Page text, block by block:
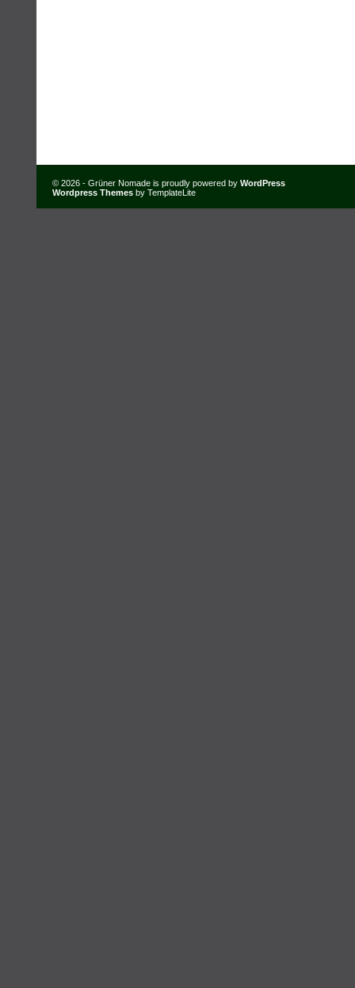
© 2026 - Grüner Nomade is proudly powered by WordPress
Wordpress Themes by TemplateLite